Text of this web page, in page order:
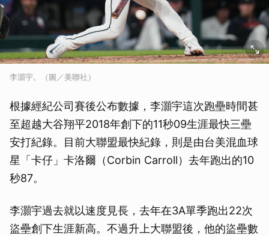
李灝宇。（圖／美聯社）
根據經紀公司賽後公布數據，李灝宇這次跑壘時間甚
至超越大谷翔平2018年創下的11秒09生涯最快三壘
安打紀錄。目前大聯盟最快紀錄，則是由台美混血球
星「卡仔」卡洛爾（Corbin Carroll）去年跑出的10
秒87。
李灝宇過去就以速度見長，去年在3A單季跑出22次
盜壘創下生涯新高。不過升上大聯盟後，他的盜壘數